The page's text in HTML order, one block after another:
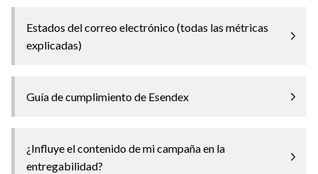
Estados del correo electrónico (todas las métricas
explicadas)
Guía de cumplimiento de Esendex
¿Influye el contenido de mi campaña en la
entregabilidad?